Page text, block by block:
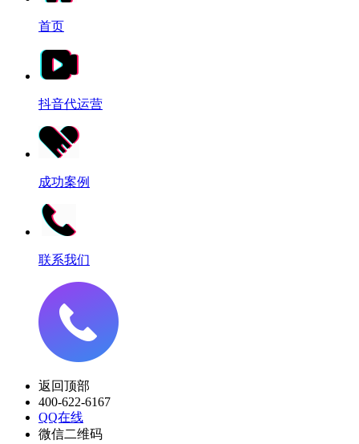
首页
抖音代运营
成功案例
联系我们
返回顶部
400-622-6167
QQ在线
微信二维码